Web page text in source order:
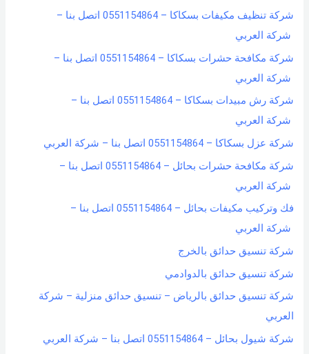
شركة تنظيف مكيفات بسكاكا – 0551154864 اتصل بنا –
شركة العربي
شركة مكافحة حشرات بسكاكا – 0551154864 اتصل بنا –
شركة العربي
شركة رش مبيدات بسكاكا – 0551154864 اتصل بنا –
شركة العربي
شركة عزل بسكاكا – 0551154864 اتصل بنا – شركة العربي
شركة مكافحة حشرات بحائل – 0551154864 اتصل بنا –
شركة العربي
فك وتركيب مكيفات بحائل – 0551154864 اتصل بنا –
شركة العربي
شركة تنسيق حدائق بالخرج
شركة تنسيق حدائق بالدوادمي
شركة تنسيق حدائق بالرياض – تنسيق حدائق منزلية – شركة
العربي
شركة شيول بحائل – 0551154864 اتصل بنا – شركة العربي